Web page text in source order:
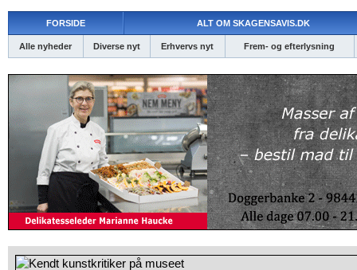
FORSIDE ALT OM SKAGENSAVIS.DK
Alle nyheder Diverse nyt Erhvervs nyt Frem- og efterlysning